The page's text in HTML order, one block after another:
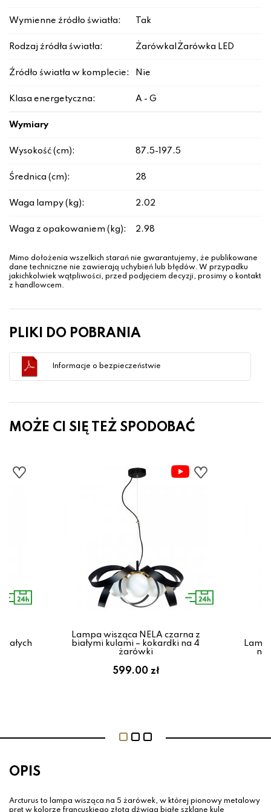
Wymienne źródło światła: Tak
Rodzaj źródła światła: Żarówka|Żarówka LED
Źródło światła w komplecie: Nie
Klasa energetyczna: A - G
Wymiary
Wysokość (cm): 87.5-197.5
Średnica (cm): 28
Waga lampy (kg): 2.02
Waga z opakowaniem (kg): 2.98
Mimo dołożenia wszelkich starań nie gwarantujemy, że publikowane
dane techniczne nie zawierają uchybień lub błędów. W przypadku
jakichkolwiek wątpliwości, przed podjęciem decyzji, prosimy o kontakt
z handlowcem.
PLIKI DO POBRANIA
Informacje o bezpieczeństwie
MOŻE CI SIĘ TEŻ SPODOBAĆ
Lampa wisząca NELA czarna z
białymi kulami – kokardki na 4
żarówki
599.00 zł
na
OPIS
Arcturus to lampa wisząca na 5 żarówek, w której pionowy metalowy
pręt w kolorze francuskiego złota dźwiga białe szklane kule